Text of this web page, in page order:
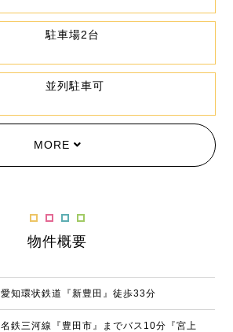
駐車場2台
並列駐車可
MORE
物件概要
愛知環状鉄道『新豊田』徒歩33分
名鉄三河線『豊田市』までバス10分『宮上